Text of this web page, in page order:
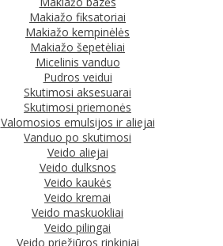
Makiažo fiksatoriai
Makiažo kempinėlės
Makiažo šepetėliai
Micelinis vanduo
Pudros veidui
Skutimosi aksesuarai
Skutimosi priemonės
Valomosios emulsijos ir aliejai
Vanduo po skutimosi
Veido aliejai
Veido dulksnos
Veido kaukės
Veido kremai
Veido maskuokliai
Veido pilingai
Veido priežiūros rinkiniai